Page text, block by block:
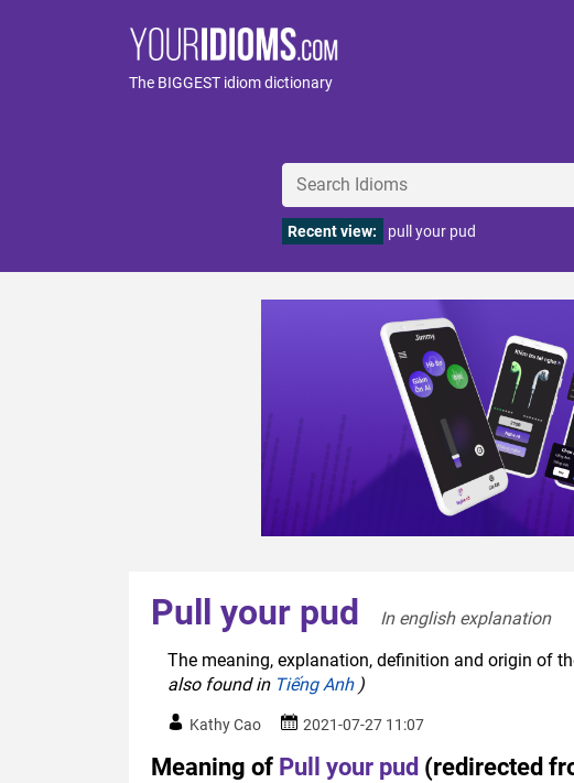
The BIGGEST idiom dictionary
Recent view: pull your pud
Pull your pud
In english explanation
The meaning, explanation, definition and origin of
also found in Tiếng Anh)
Kathy Cao 2021-07-27 11:07
Meaning of Pull your pud (redirected